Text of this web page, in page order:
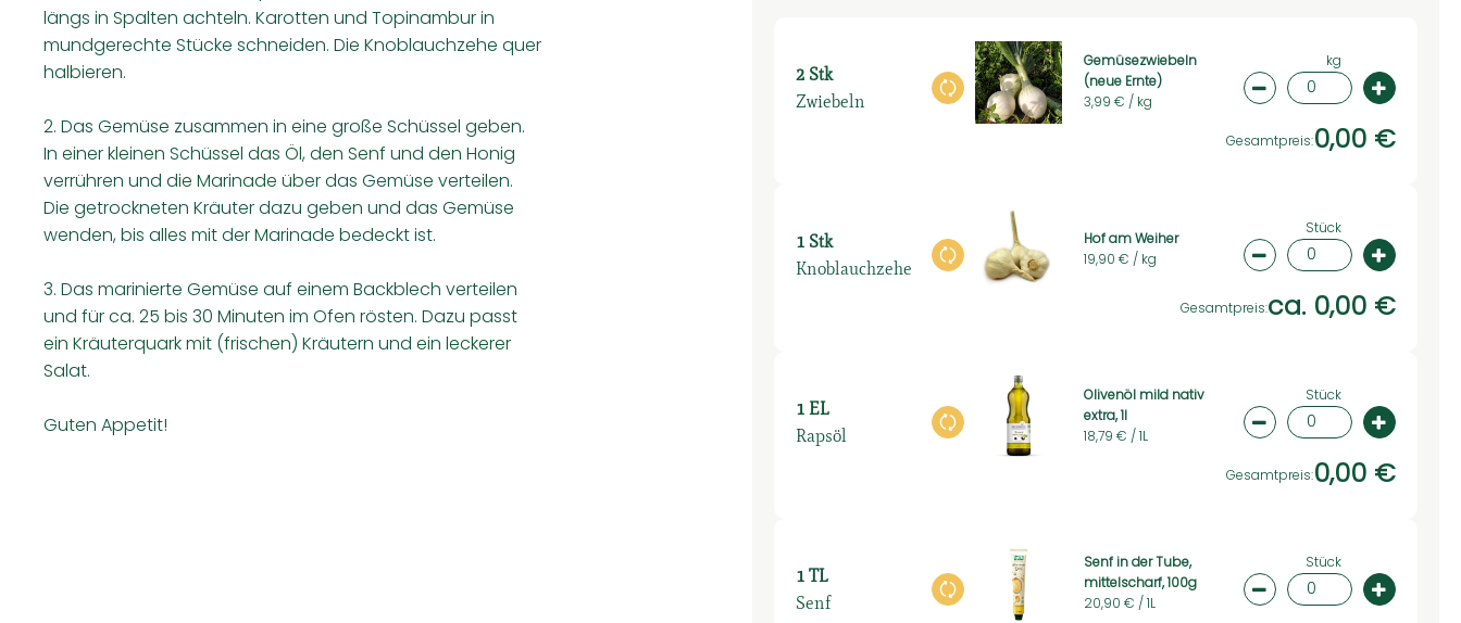
längs in Spalten achteln. Karotten und Topinambur in
mundgerechte Stücke schneiden. Die Knoblauchzehe quer
halbieren.
2. Das Gemüse zusammen in eine große Schüssel geben.
In einer kleinen Schüssel das Öl, den Senf und den Honig
verrühren und die Marinade über das Gemüse verteilen.
Die getrockneten Kräuter dazu geben und das Gemüse
wenden, bis alles mit der Marinade bedeckt ist.
3. Das marinierte Gemüse auf einem Backblech verteilen
und für ca. 25 bis 30 Minuten im Ofen rösten. Dazu passt
ein Kräuterquark mit (frischen) Kräutern und ein leckerer
Salat.
Guten Appetit!
2 Stk
Zwiebeln
Auswahl ändern
Gemüsezwiebeln
(neue Ernte)
3,99 € / kg
kg
Artikelanzahl
Gesamtpreis:0,00 €
1 Stk
Knoblauchzehe
Auswahl ändern
Hof am Weiher
19,90 € / kg
Stück
Artikelanzahl
Gesamtpreis:ca. 0,00 €
1 EL
Rapsöl
Auswahl ändern
Olivenöl mild nativ
extra, 1l
18,79 € /
Stück
Artikelanzahl
Gesamtpreis:0,00 €
1 TL
Senf
Auswahl ändern
Senf in der Tube,
mittelscharf, 100g
20,90 € /
Stück
Artikelanzahl